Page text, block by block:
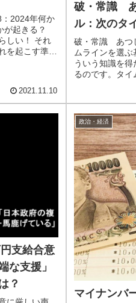
2024年何か
が起きる？
しい！ それ
を起こす準備
2021.11.10
破・常識
ル：次のタ
破・常識 あつ
ムラインを選
ういう知識を得
るのです。タイ
支給合意
な支援」
？
政治・経済
マイナンバ